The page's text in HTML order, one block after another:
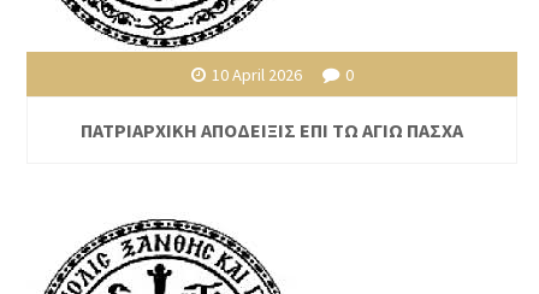
10 April 2026 0
ΠΑΤΡΙΑΡΧΙΚΗ ΑΠΟΔΕΙΞΙΣ ΕΠΙ ΤΩ ΑΓΙΩ ΠΑΣΧΑ